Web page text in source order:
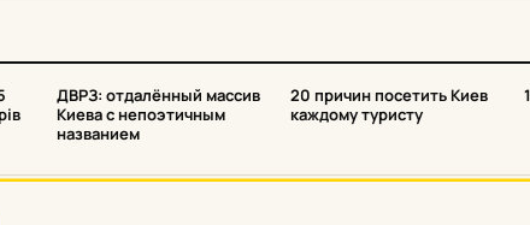
3
ДВРЗ: отдалённый массив
Киева с непоэтичным
названием
4
20 причин посетить Киев
каждому туристу